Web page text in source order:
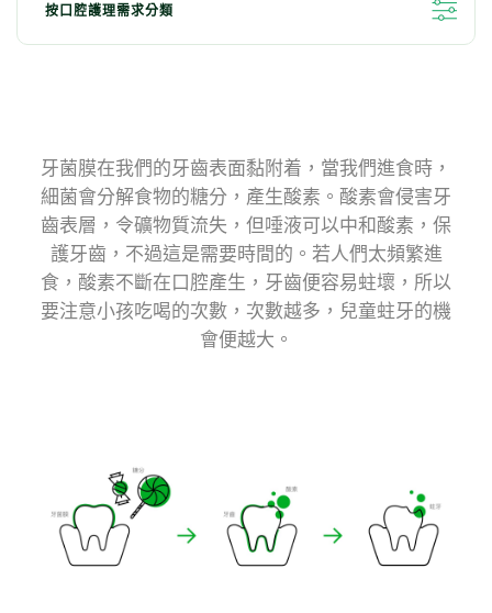
按口腔護理需求分類
兒童口腔護理 牙齦問題
對抗敏感牙齒 深層清潔 口腔抗菌
蛀牙 牙齒保健 日常口腔護理
電動牙刷
琺瑯質護理
牙刷挑選
重要時刻
企業社會責任
新冠肺炎
牙菌膜在我們的牙齒表面黏附着，當我們進食時，
細菌會分解食物的糖分，產生酸素。酸素會侵害牙
齒表層，令礦物質流失，但唾液可以中和酸素，保
護牙齒，不過這是需要時間的。若人們太頻繁進
食，酸素不斷在口腔產生，牙齒便容易蛀壞，所以
要注意小孩吃喝的次數，次數越多，兒童蛀牙的機
會便越大。